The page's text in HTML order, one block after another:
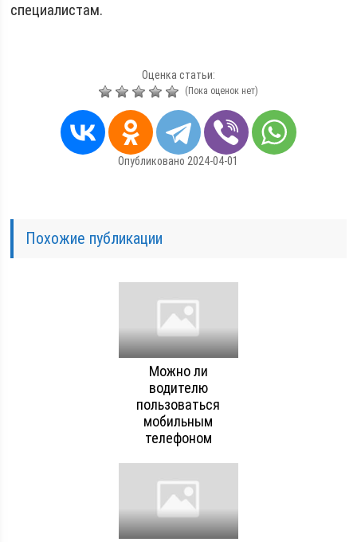
специалистам.
Оценка статьи:
(Пока оценок нет)
Опубликовано 2024-04-01
Похожие публикации
Можно ли
водителю
пользоваться
мобильным
телефоном